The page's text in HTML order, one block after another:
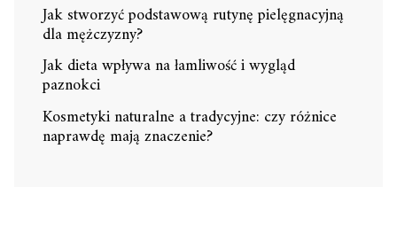
Jak stworzyć podstawową rutynę pielęgnacyjną
dla mężczyzny?
Jak dieta wpływa na łamliwość i wygląd
paznokci
Kosmetyki naturalne a tradycyjne: czy różnice
naprawdę mają znaczenie?